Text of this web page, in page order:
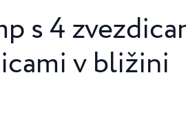
s 4
v bližini